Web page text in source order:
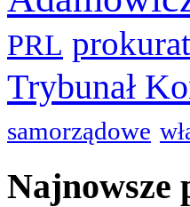
PRL
Trybunał
samorządowe
Najnowsze